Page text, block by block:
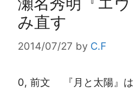
み直す
2014/07/27 by C.F
0, 前文 『月と太陽』